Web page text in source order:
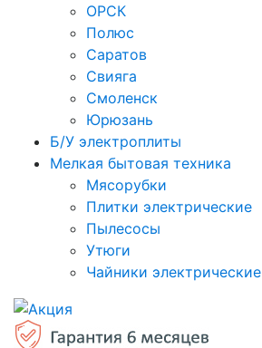
ОРСК
Полюс
Саратов
Свияга
Смоленск
Юрюзань
Б/У электроплиты
Мелкая бытовая техника
Мясорубки
Плитки электрические
Пылесосы
Утюги
Чайники электрические